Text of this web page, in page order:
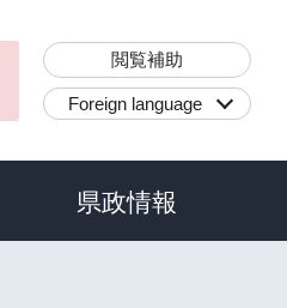
閲覧補助
Foreign language
県政情報